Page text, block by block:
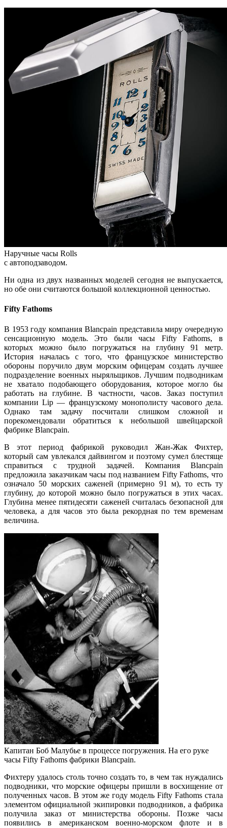
Наручные часы Rolls
с автоподзаводом.
Ни одна из двух названных моделей сегодня не выпускается,
но обе они считаются большой коллекционной ценностью.
Fifty Fathoms
В 1953 году компания Blancpain представила миру очередную
сенсационную модель. Это были часы Fifty Fathoms, в
которых можно было погружаться на глубину 91 метр.
История началась с того, что французское министерство
обороны поручило двум морским офицерам создать лучшее
подразделение военных ныряльщиков. Лучшим подводникам
не хватало подобающего оборудования, которое могло бы
работать на глубине. В частности, часов. Заказ поступил
компании Lip — французскому монополисту часового дела.
Однако там задачу посчитали слишком сложной и
порекомендовали обратиться к небольшой швейцарской
фабрике Blancpain.
В этот период фабрикой руководил Жан-Жак Фихтер,
который сам увлекался дайвингом и поэтому сумел блестяще
справиться с трудной задачей. Компания Blancpain
предложила заказчикам часы под названием Fifty Fathoms, что
означало 50 морских саженей (примерно 91 м), то есть ту
глубину, до которой можно было погружаться в этих часах.
Глубина менее пятидесяти саженей считалась безопасной для
человека, а для часов это была рекордная по тем временам
величина.
Капитан Боб Малубье в процессе погружения. На его руке
часы Fifty Fathoms фабрики Blancpain.
Фихтеру удалось столь точно создать то, в чем так нуждались
подводники, что морские офицеры пришли в восхищение от
полученных часов. В этом же году модель Fifty Fathoms стала
элементом официальной экипировки подводников, а фабрика
получила заказ от министерства обороны. Позже часы
появились в американском военно-морском флоте и в